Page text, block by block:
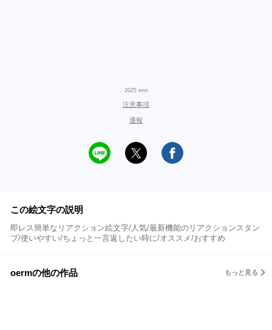
2025 erm
注意事項
通報
この絵文字の説明
即レス簡単なリアクション絵文字/人気/最新機能のリアクションスタン
プ/使いやすい/ちょっと一言返したい時に/オススメ/おすすめ
oermの他の作品 もっと見る